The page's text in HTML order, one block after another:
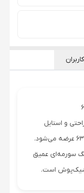
و استایل
مدرن است که با کد اختصاصی 633w66 عرضه می‌شود.
سورمه‌ای عمیق
شیک‌پوش است.